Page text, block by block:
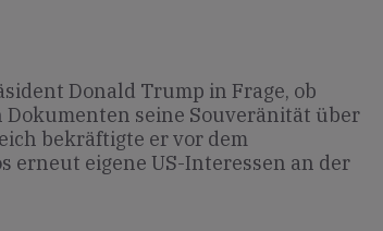
Donald Trump in Frage, ob
seine Souveränität über
bekräftigte er vor dem
erneut eigene US-Interessen an der